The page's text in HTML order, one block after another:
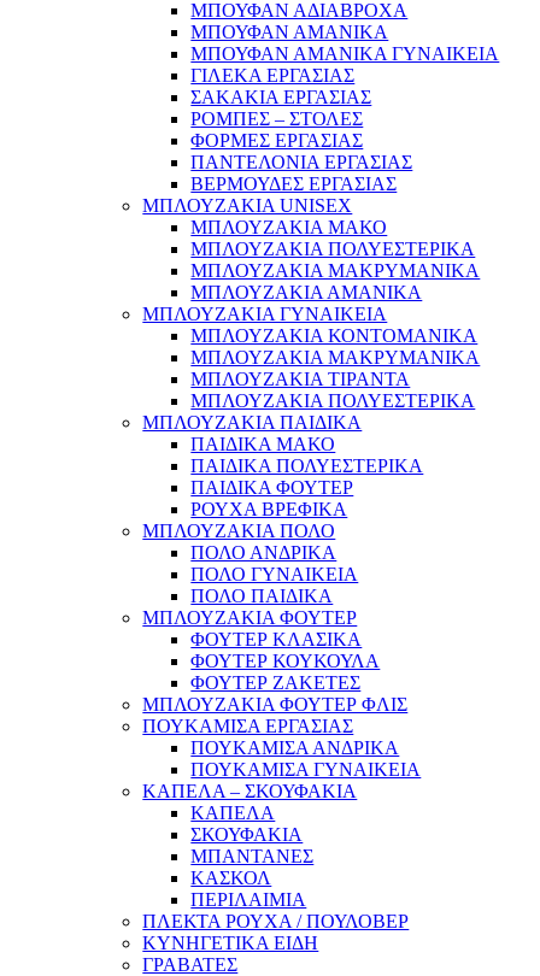
ΜΠΟΥΦΑΝ ΑΔΙΑΒΡΟΧΑ
ΜΠΟΥΦΑΝ ΑΜΑΝΙΚΑ
ΜΠΟΥΦΑΝ ΑΜΑΝΙΚΑ ΓΥΝΑΙΚΕΙΑ
ΓΙΛΕΚΑ ΕΡΓΑΣΙΑΣ
ΣΑΚΑΚΙΑ ΕΡΓΑΣΙΑΣ
ΡΟΜΠΕΣ – ΣΤΟΛΕΣ
ΦΟΡΜΕΣ ΕΡΓΑΣΙΑΣ
ΠΑΝΤΕΛΟΝΙΑ ΕΡΓΑΣΙΑΣ
ΒΕΡΜΟΥΔΕΣ ΕΡΓΑΣΙΑΣ
ΜΠΛΟΥΖΑΚΙΑ UNISEX
ΜΠΛΟΥΖΑΚΙΑ ΜΑΚΟ
ΜΠΛΟΥΖΑΚΙΑ ΠΟΛΥΕΣΤΕΡΙΚΑ
ΜΠΛΟΥΖΑΚΙΑ ΜΑΚΡΥΜΑΝΙΚΑ
ΜΠΛΟΥΖΑΚΙΑ ΑΜΑΝΙΚΑ
ΜΠΛΟΥΖΑΚΙΑ ΓΥΝΑΙΚΕΙΑ
ΜΠΛΟΥΖΑΚΙΑ ΚΟΝΤΟΜΑΝΙΚΑ
ΜΠΛΟΥΖΑΚΙΑ ΜΑΚΡΥΜΑΝΙΚΑ
ΜΠΛΟΥΖΑΚΙΑ ΤΙΡΑΝΤΑ
ΜΠΛΟΥΖΑΚΙΑ ΠΟΛΥΕΣΤΕΡΙΚΑ
ΜΠΛΟΥΖΑΚΙΑ ΠΑΙΔΙΚΑ
ΠΑΙΔΙΚΑ ΜΑΚΟ
ΠΑΙΔΙΚΑ ΠΟΛΥΕΣΤΕΡΙΚΑ
ΠΑΙΔΙΚΑ ΦΟΥΤΕΡ
ΡΟΥΧΑ ΒΡΕΦΙΚΑ
ΜΠΛΟΥΖΑΚΙΑ ΠΟΛΟ
ΠΟΛΟ ΑΝΔΡΙΚΑ
ΠΟΛΟ ΓΥΝΑΙΚΕΙΑ
ΠΟΛΟ ΠΑΙΔΙΚΑ
ΜΠΛΟΥΖΑΚΙΑ ΦΟΥΤΕΡ
ΦΟΥΤΕΡ ΚΛΑΣΙΚΑ
ΦΟΥΤΕΡ ΚΟΥΚΟΥΛΑ
ΦΟΥΤΕΡ ΖΑΚΕΤΕΣ
ΜΠΛΟΥΖΑΚΙΑ ΦΟΥΤΕΡ ΦΛΙΣ
ΠΟΥΚΑΜΙΣΑ ΕΡΓΑΣΙΑΣ
ΠΟΥΚΑΜΙΣΑ ΑΝΔΡΙΚΑ
ΠΟΥΚΑΜΙΣΑ ΓΥΝΑΙΚΕΙΑ
ΚΑΠΕΛΑ – ΣΚΟΥΦΑΚΙΑ
ΚΑΠΕΛΑ
ΣΚΟΥΦΑΚΙΑ
ΜΠΑΝΤΑΝΕΣ
ΚΑΣΚΟΛ
ΠΕΡΙΛΑΙΜΙΑ
ΠΛΕΚΤΑ ΡΟΥΧΑ / ΠΟΥΛΟΒΕΡ
ΚΥΝΗΓΕΤΙΚΑ ΕΙΔΗ
ΓΡΑΒΑΤΕΣ